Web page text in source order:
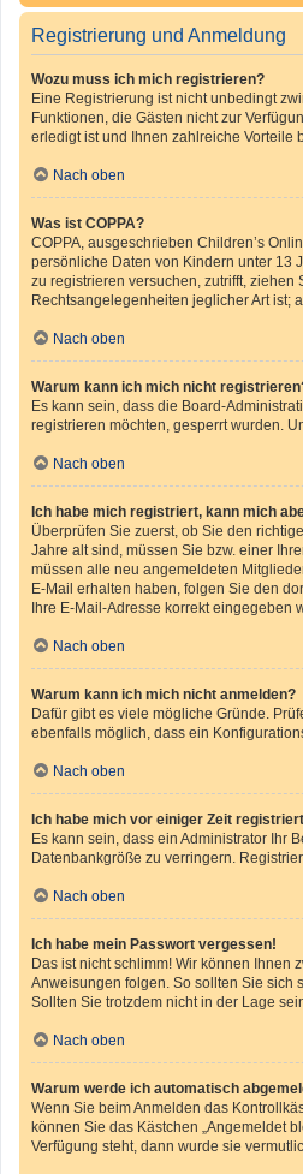
Registrierung und Anmeldung
Wozu muss ich mich registrieren?
Eine Registrierung ist nicht unbedingt
Funktionen, die Gästen nicht zur
erledigt ist und Ihnen zahlreiche Vorteile
Nach oben
Was ist COPPA?
COPPA, ausgeschrieben Children’s
persönliche Daten von Kindern unter 13
zu registrieren versuchen, zutrifft,
Rechtsangelegenheiten jeglicher Art ist;
Nach oben
Warum kann ich mich nicht
Es kann sein, dass die Board-
registrieren möchten, gesperrt wurden.
Nach oben
Ich habe mich registriert, kann mich
Überprüfen Sie zuerst, ob Sie den
Jahre alt sind, müssen Sie bzw. einer
müssen alle neu angemeldeten
E-Mail erhalten haben, folgen Sie den
Ihre E-Mail-Adresse korrekt eingegeben
Nach oben
Warum kann ich mich nicht anmelden?
Dafür gibt es viele mögliche Gründe.
ebenfalls möglich, dass ein
Nach oben
Ich habe mich vor einiger Zeit
Es kann sein, dass ein Administrator Ihr
Datenbankgröße zu verringern.
Nach oben
Ich habe mein Passwort vergessen!
Das ist nicht schlimm! Wir können Ihnen
Anweisungen folgen. So sollten Sie sich
Sollten Sie trotzdem nicht in der Lage
Nach oben
Warum werde ich automatisch
Wenn Sie beim Anmelden das
können Sie das Kästchen „Angemeldet
Verfügung steht, dann wurde sie